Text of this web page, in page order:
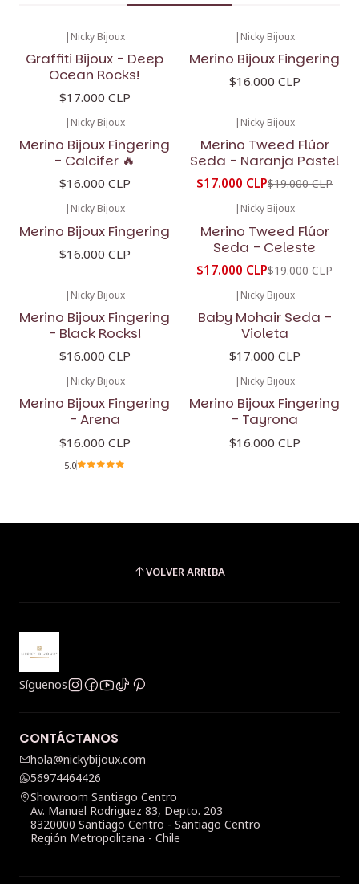
| Nicky Bijoux
Graffiti Bijoux - Deep
Ocean Rocks!
$17.000 CLP
| Nicky Bijoux
Merino Bijoux Fingering
$16.000 CLP
| Nicky Bijoux
Merino Bijoux Fingering
- Calcifer 🔥
$16.000 CLP
| Nicky Bijoux
Merino Tweed Flúor
Seda - Naranja Pastel
$17.000 CLP$19.000 CLP
| Nicky Bijoux
Merino Bijoux Fingering
$16.000 CLP
| Nicky Bijoux
Merino Tweed Flúor
Seda - Celeste
$17.000 CLP$19.000 CLP
| Nicky Bijoux
Merino Bijoux Fingering
- Black Rocks!
$16.000 CLP
| Nicky Bijoux
Baby Mohair Seda -
Violeta
$17.000 CLP
| Nicky Bijoux
Merino Bijoux Fingering
- Arena
$16.000 CLP
5.0
| Nicky Bijoux
Merino Bijoux Fingering
- Tayrona
$16.000 CLP
VOLVER ARRIBA
Síguenos
CONTÁCTANOS
hola@nickybijoux.com
56974464426
Showroom Santiago Centro
Av. Manuel Rodriguez 83, Depto. 203
8320000 Santiago Centro - Santiago Centro
Región Metropolitana - Chile